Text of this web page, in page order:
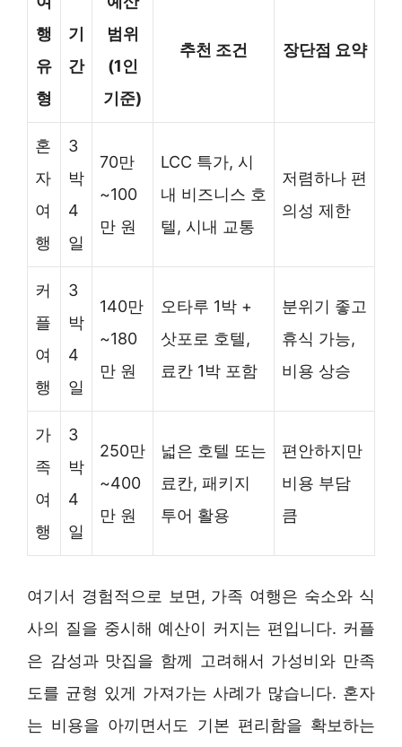
행
유
형
기
간
범위
(1인
기준)
추천 조건 장단점 요약
혼
자
여
행
3
박
4
일
70만
~100
만 원
LCC 특가, 시
내 비즈니스 호
텔, 시내 교통
저렴하나 편
의성 제한
커
플
여
행
3
박
4
일
140만
~180
만 원
오타루 1박 +
삿포로 호텔,
료칸 1박 포함
분위기 좋고
휴식 가능,
비용 상승
가
족
여
행
3
박
4
일
250만
~400
만 원
넓은 호텔 또는
료칸, 패키지
투어 활용
편안하지만
비용 부담
큼
여기서 경험적으로 보면, 가족 여행은 숙소와 식
사의 질을 중시해 예산이 커지는 편입니다. 커플
은 감성과 맛집을 함께 고려해서 가성비와 만족
도를 균형 있게 가져가는 사례가 많습니다. 혼자
는 비용을 아끼면서도 기본 편리함을 확보하는